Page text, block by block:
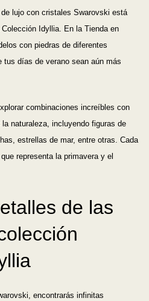
lujo con cristales Swarovski está
Idyllia. En la Tienda en
con piedras de diferentes
tus días de verano sean aún más
combinaciones increíbles con
naturaleza, incluyendo figuras de
estrellas de mar, entre otras. Cada
representa la primavera y el
de las
encontrarás infinitas